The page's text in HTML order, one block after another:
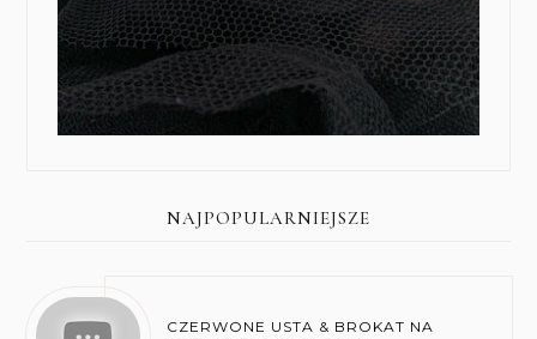
NAJPOPULARNIEJSZE
CZERWONE USTA & BROKAT NA